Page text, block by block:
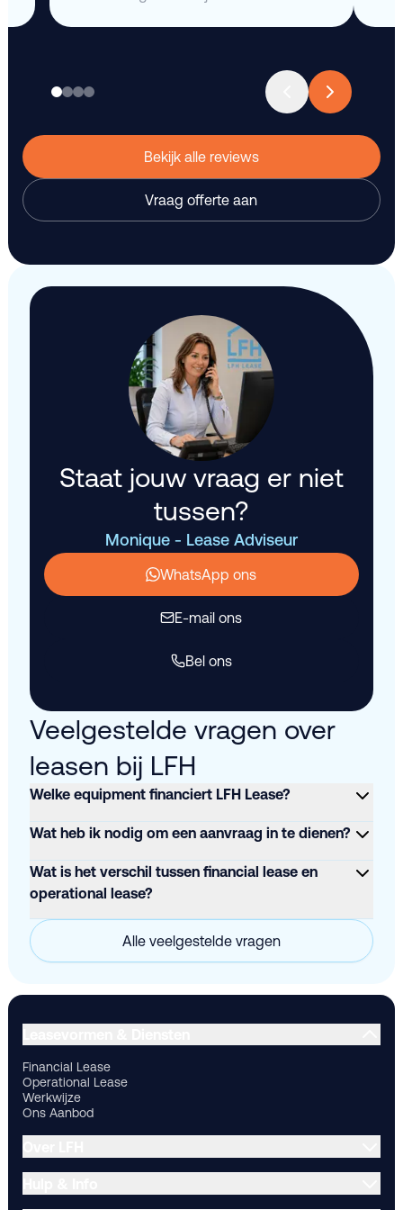
Bekijk alle reviews
Vraag offerte aan
Staat jouw vraag er niet
tussen?
Monique - Lease Adviseur
WhatsApp ons
E-mail ons
Bel ons
Veelgestelde vragen over
leasen bij LFH
Welke equipment financiert LFH Lease?
Wat heb ik nodig om een aanvraag in te dienen?
Wat is het verschil tussen financial lease en
operational lease?
Alle veelgestelde vragen
Financial Lease
Operational Lease
Werkwijze
Ons Aanbod